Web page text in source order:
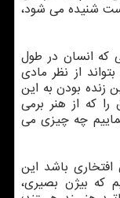
شنیده می شود،
كه انسان در طول
از نظر مادی
زنده بودن به این
كه از هنر برمی
چه چیزی می
افتخاری باشد این
كه بیژن بصیری،